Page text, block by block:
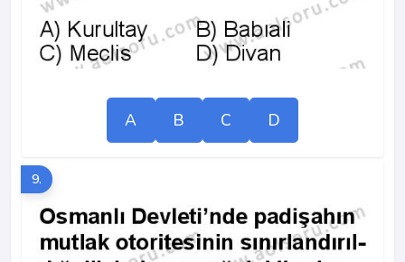
A B C D
9.